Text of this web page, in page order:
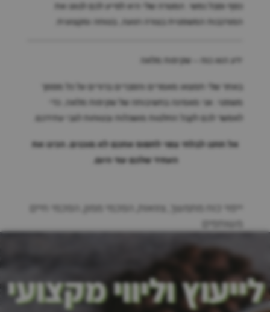
כסף וסבל נפשי. המטרה שלי היא לסייע לכם לנווט את
המורכבות המשפטית בצורה רגועה, בטוחה ומקצועית.
ידע הוא כוח – שקיפות מלאה
באתר שלי תמצאו מאמרים והסברים ברורים על כל מסמך
משפטי. אני מאמינה בחשיבותה של שקיפות מלאה, כדי
לאפשר לכם לקבל החלטות מושכלות ובטוחות לגבי עתידכם.
אל תתנו לבלתי צפוי לתפוס אתכם לא מוכנים. הכינו את
העתיד שלכם עוד היום.
ייפוי כוח מתמשך, צוואות, הסכמי ממון, הסכמי חיים
משותפים
לייעוץ וליווי מקצועי